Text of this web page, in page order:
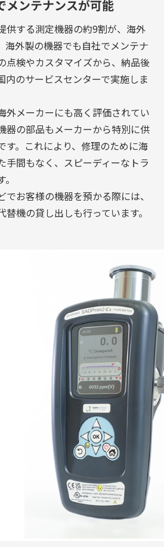
メンテナンスが可能
供する測定機器の約9割が、海外
海外製の機器でも自社でメンテナ
点検やカスタマイズから、納品後
内のサービスセンターで実施しま
外メーカーにも高く評価されてい
器の部品もメーカーから特別に供
す。これにより、修理のために海
手間もなく、スピーディーなトラ
お客様の機器を預かる際には、
機の貸し出しも行っています。